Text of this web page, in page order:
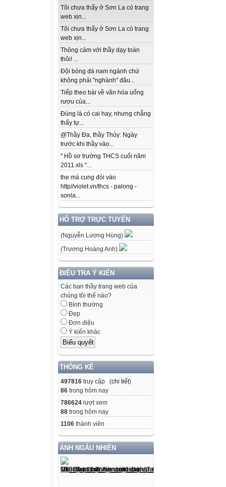
Tôi chưa thấy ở Sơn La có trang
web xịn...
Tôi chưa thấy ở Sơn La có trang
web xịn...
Thông cảm với thầy dạy toán
thôi! ...
Đội bóng đá nam ngành chứ
không phải "nghành" đâu...
Tiếp theo bài về văn hóa uống
rượu của...
Đúng là có cai hay, nhưng chẳng
thấy tự...
@Thầy Đa, thầy Thủy: Ngày
trước khi thầy vào...
" Hồ sơ trường THCS cuối năm
2011.xls "...
the mà cung đòi vào
http//violet.vn/thcs - palong -
sonla...
HỖ TRỢ TRỰC TUYẾN
(Nguyễn Lương Hùng)
(Trương Hoàng Anh)
ĐIỀU TRA Ý KIẾN
Các bạn thầy trang web của
chúng tôi thế nào?
Bình thường
Đẹp
Đơn điệu
Ý kiến khác
THỐNG KÊ
497816 truy cập (chi tiết)
86 trong hôm nay
786624 lượt xem
88 trong hôm nay
1106 thành viên
ẢNH NGẪU NHIÊN